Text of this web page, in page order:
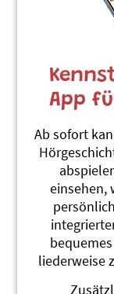
App
Ab sofort
einsehen,
liederweise